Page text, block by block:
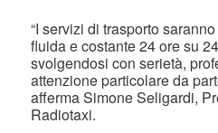
“I servizi di trasporto
fluida e costante 24 ore su
svolgendosi con serietà,
attenzione particolare da
afferma Simone Seligardi,
Radiotaxi.